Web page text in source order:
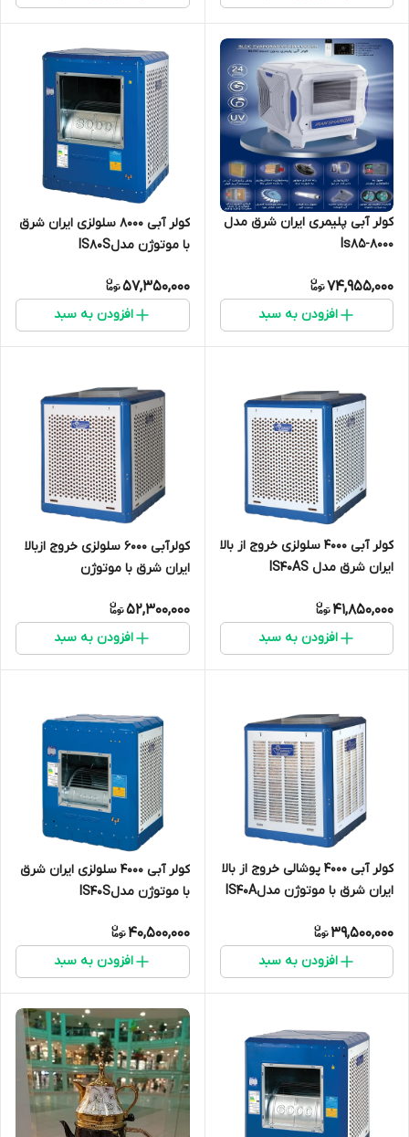
کولر آبی پلیمری ایران شرق مدل
ls85-8000
74,955,000
افزودن به سبد
کولر آبی 8000 سلولزی ایران شرق
با موتوژن مدلIS80S
57,350,000
افزودن به سبد
کولر آبی 4000 سلولزی خروج از بالا
ایران شرق مدل IS40AS
41,850,000
افزودن به سبد
کولرآبی 6000 سلولزی خروج ازبالا
ایران شرق با موتوژن
52,300,000
افزودن به سبد
کولر آبی 4000 پوشالی خروج از بالا
ایران شرق با موتوژن مدلIS40A
39,500,000
افزودن به سبد
کولر آبی 4000 سلولزی ایران شرق
با موتوژن مدلIS40S
40,500,000
افزودن به سبد